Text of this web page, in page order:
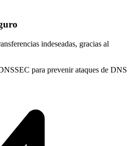
indeseadas, gracias al
para prevenir ataques de DNS